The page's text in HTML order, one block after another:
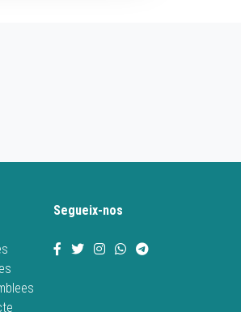
Segueix-nos